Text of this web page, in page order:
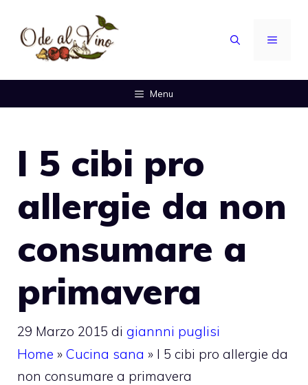
contenuto
MENU
Menu
I 5 cibi pro
allergie da non
consumare a
primavera
29 Marzo 2015 di giannni puglisi
Home » Cucina sana » I 5 cibi pro allergie da
non consumare a primavera